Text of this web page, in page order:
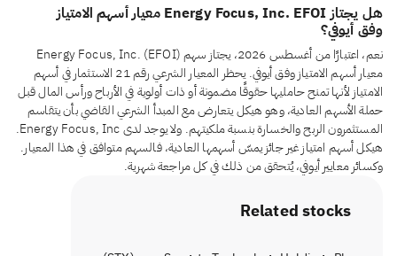
هل يجتاز Energy Focus, Inc. EFOI معيار أسهم الامتياز
وفق أيوفي؟
نعم، اعتبارًا من أغسطس 2026، يجتاز سهم Energy Focus, Inc. (EFOI)
معيار أسهم الامتياز وفق أيوفي. يحظر المعيار الشرعي رقم 21 الاستثمار في أسهم
الامتياز لأنها تمنح حامليها حقوقًا مضمونة أو ذات أولوية في الأرباح ورأس المال قبل
حملة الأسهم العادية، وهو هيكل يتعارض مع المبدأ الشرعي القاضي بأن يتقاسم
المستثمرون الربح والخسارة بنسبة ملكيتهم. ولا يوجد لدى Energy Focus, Inc.
هيكل أسهم امتياز غير جائز يمسّ أسهمها العادية، فالسهم متوافق في هذا المعيار.
وكسائر معايير أيوفي، يُتحقق من ذلك في كل مراجعة شهرية.
Related stocks